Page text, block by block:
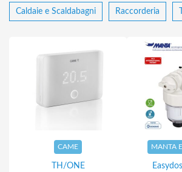
Caldaie e Scaldabagni Raccorderia
CAME
TH/ONE
MANTA